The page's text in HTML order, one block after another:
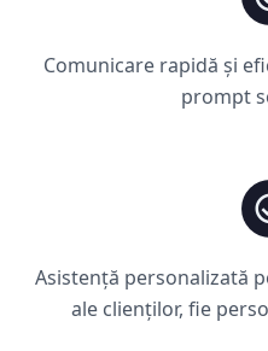
Comunicare rapidă și
prompt
Asistență personalizată
ale clienților, fie